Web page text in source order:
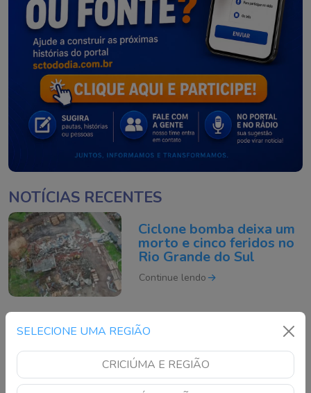
SELECIONE UMA REGIÃO
CRICIÚMA E REGIÃO
NOTÍCIAS RECENTES
Ciclone bomba deixa um
morto e cinco feridos no
Rio Grande do Sul
Continue lendo
Motociclista morre após
101 em São José
Continue lendo